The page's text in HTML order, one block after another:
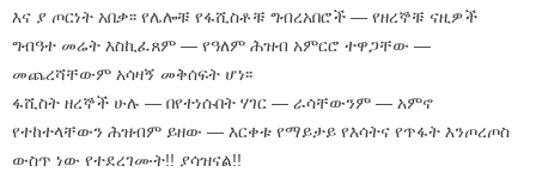
እና ያ ጦርነት አበቃ፡፡ የሌሎቹ የፋሺስቶቹ ግብረአበሮች — የዘረኞቹ ናዚዎች
ግብዓተ መሬት እስኪፈጸም — የዓለም ሕዝብ አምርሮ ተዋጋቸው —
መጨረሻቸውም አሳዛኝ መቅሰፍት ሆነ፡፡
ፋሺስት ዘረኞች ሁሉ — በየተነሱበት ሃገር — ራሳቸውንም — አምኖ
የተከተላቸውን ሕዝብም ይዘው — እርቀቱ የማይታይ የእሳትና የጥፋት እንጦረጦስ
ውስጥ ነው የተደረገሙት!! ያሳዝናል!!